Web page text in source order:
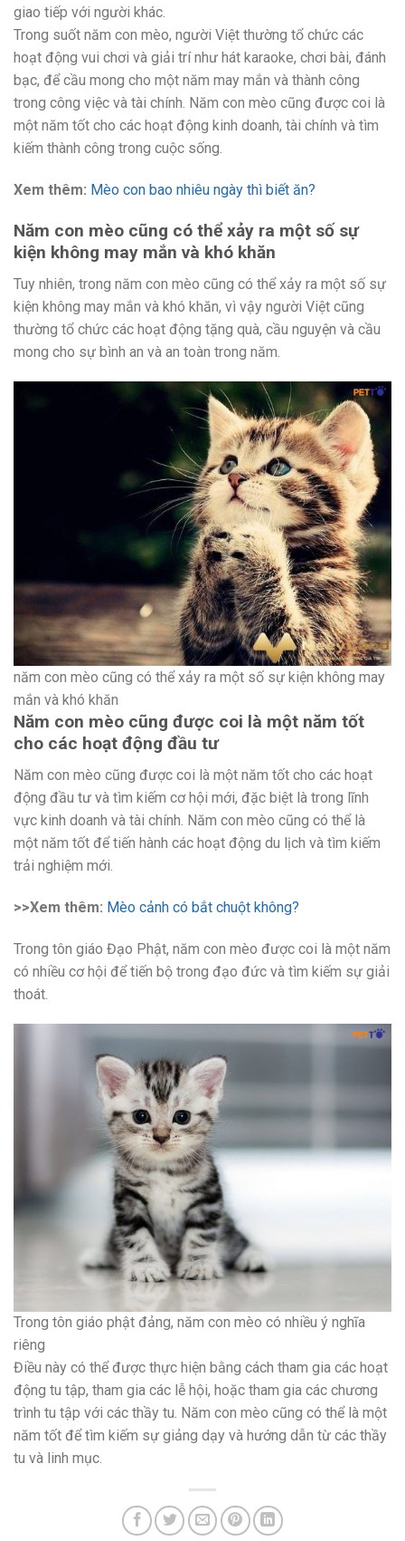
giao tiếp với người khác.
Trong suốt năm con mèo, người Việt thường tổ chức các
hoạt động vui chơi và giải trí như hát karaoke, chơi bài, đánh
bạc, để cầu mong cho một năm may mắn và thành công
trong công việc và tài chính. Năm con mèo cũng được coi là
một năm tốt cho các hoạt động kinh doanh, tài chính và tìm
kiếm thành công trong cuộc sống.
Xem thêm: Mèo con bao nhiêu ngày thì biết ăn?
Năm con mèo cũng có thể xảy ra một số sự
kiện không may mắn và khó khăn
Tuy nhiên, trong năm con mèo cũng có thể xảy ra một số sự
kiện không may mắn và khó khăn, vì vậy người Việt cũng
thường tổ chức các hoạt động tặng quà, cầu nguyện và cầu
mong cho sự bình an và an toàn trong năm.
năm con mèo cũng có thể xảy ra một số sự kiện không may
mắn và khó khăn
Năm con mèo cũng được coi là một năm tốt
cho các hoạt động đầu tư
Năm con mèo cũng được coi là một năm tốt cho các hoạt
động đầu tư và tìm kiếm cơ hội mới, đặc biệt là trong lĩnh
vực kinh doanh và tài chính. Năm con mèo cũng có thể là
một năm tốt để tiến hành các hoạt động du lịch và tìm kiếm
trải nghiệm mới.
>>Xem thêm: Mèo cảnh có bắt chuột không?
Trong tôn giáo Đạo Phật, năm con mèo được coi là một năm
có nhiều cơ hội để tiến bộ trong đạo đức và tìm kiếm sự giải
thoát.
Trong tôn giáo phật đảng, năm con mèo có nhiều ý nghĩa
riêng
Điều này có thể được thực hiện bằng cách tham gia các hoạt
động tu tập, tham gia các lễ hội, hoặc tham gia các chương
trình tu tập với các thầy tu. Năm con mèo cũng có thể là một
năm tốt để tìm kiếm sự giảng dạy và hướng dẫn từ các thầy
tu và linh mục.